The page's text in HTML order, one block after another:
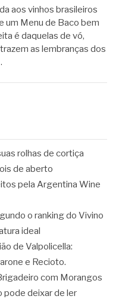
aos vinhos brasileiros
um Menu de Baco bem
é daquelas de vó,
as lembranças dos
rolhas de cortiça
de aberto
pela Argentina Wine
o ranking do Vivino
ideal
de Valpolicella:
e Recioto.
com Morangos
pode deixar de ler